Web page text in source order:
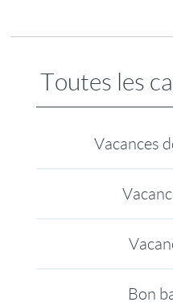
Toutes les
Vacances
Bon